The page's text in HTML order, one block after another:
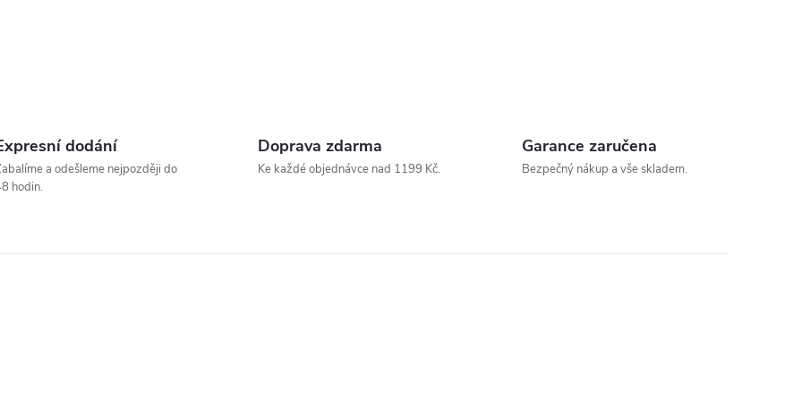
dodání
a odešleme nejpozději do
hodin.
Doprava zdarma
Ke každé objednávce nad 1199 Kč.
Garance zaručena
Bezpečný nákup a vše skladem.